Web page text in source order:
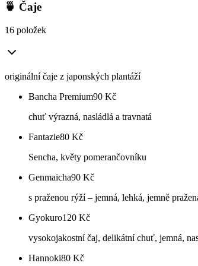
🍵 Čaje
16 položek
originální čaje z japonských plantáží
Bancha Premium90 Kč
chuť výrazná, nasládlá a travnatá
Fantazie80 Kč
Sencha, květy pomerančovníku
Genmaicha90 Kč
s praženou rýží – jemná, lehká, jemně
Gyokuro120 Kč
vysokojakostní čaj, delikátní chuť, jemná,
Hannoki80 Kč